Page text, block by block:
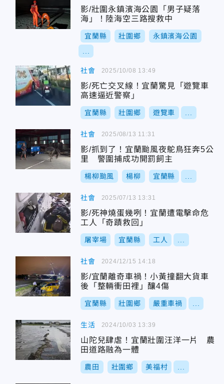
影/壯圍永鎮濱海公園「男子疑落
海」！陸海空三路搜救中
宜蘭縣 壯圍鄉 永鎮濱海公園
社會
影/死亡交叉線！宜蘭驚見「遊覽車
高速逼近警察」
宜蘭縣 壯圍鄉 遊覽車
2025/10/08 13:49
社會
影/抓到了！宜蘭颱風夜鴕鳥狂奔5公
里 警圍捕成功開罰飼主
楊柳颱風 楊柳 宜蘭縣
2025/08/13 11:31
社會
影/死神燒蛋幾咧！宜蘭遭電擊命危
工人「奇蹟救回」
屠宰場 宜蘭縣 工人
2025/07/13 13:31
社會
影/宜蘭離奇車禍！小黃撞翻大貨車
後「整輛衝田裡」釀4傷
宜蘭縣 壯圍鄉 嚴重車禍
2024/12/15 14:18
生活
山陀兒肆虐！宜蘭壯圍汪洋一片 農
田道路融為一體
農田 壯圍鄉 美福村
2024/10/03 13:39